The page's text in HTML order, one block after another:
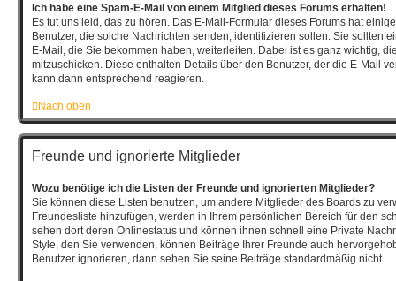
Ich habe eine Spam-E-Mail von einem Mitglied dieses Forums erhalten!
Es tut uns leid, das zu hören. Das E-Mail-Formular dieses Forums hat
Benutzer, die solche Nachrichten senden, identifizieren sollen. Sie sollten
E-Mail, die Sie bekommen haben, weiterleiten. Dabei ist es ganz wichtig,
mitzuschicken. Diese enthalten Details über den Benutzer, der die E-Mail
kann dann entsprechend reagieren.
Nach oben
Freunde und ignorierte Mitglieder
Wozu benötige ich die Listen der Freunde und ignorierten Mitglieder?
Sie können diese Listen benutzen, um andere Mitglieder des Boards zu
Freundesliste hinzufügen, werden in Ihrem persönlichen Bereich für den
sehen dort deren Onlinestatus und können ihnen schnell eine Private
Style, den Sie verwenden, können Beiträge Ihrer Freunde auch
Benutzer ignorieren, dann sehen Sie seine Beiträge standardmäßig nicht.